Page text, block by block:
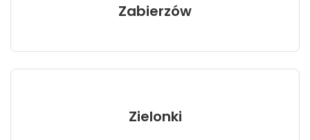
Zabierzów
Zielonki